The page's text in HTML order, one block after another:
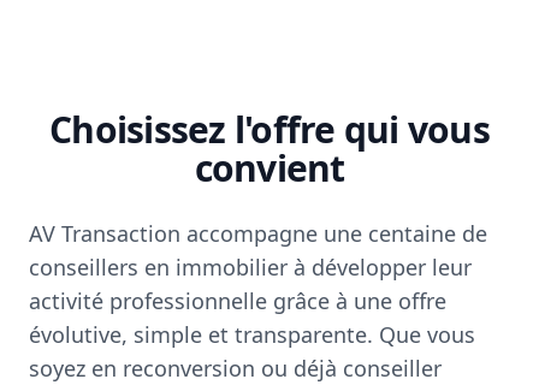
Choisissez l'offre qui vous
convient
AV Transaction accompagne une centaine de
conseillers en immobilier à développer leur
activité professionnelle grâce à une offre
évolutive, simple et transparente. Que vous
soyez en reconversion ou déjà conseiller